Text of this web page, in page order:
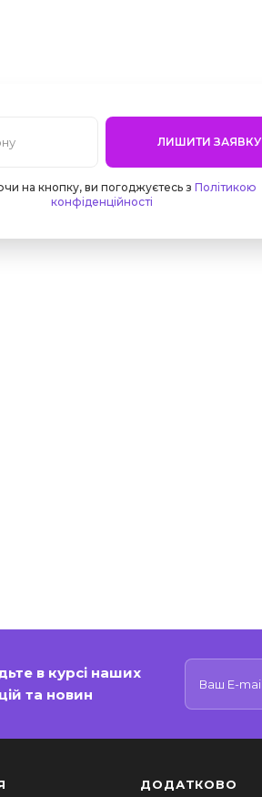
ЛИШИТИ ЗАЯВКУ
на кнопку, ви погоджуєтесь з Політикою
конфіденційності
в курсі наших
та новин
ДОДАТКОВО